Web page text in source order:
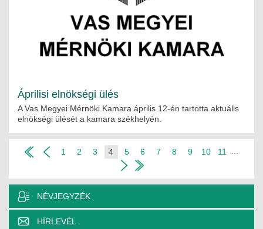
Áprilisi elnökségi ülés
A Vas Megyei Mérnöki Kamara április 12-én tartotta aktuális
elnökségi ülését a kamara székhelyén.
1 2 3 4 5 6 7 8 9 10 11
NÉVJEGYZÉK
HÍRLEVÉL